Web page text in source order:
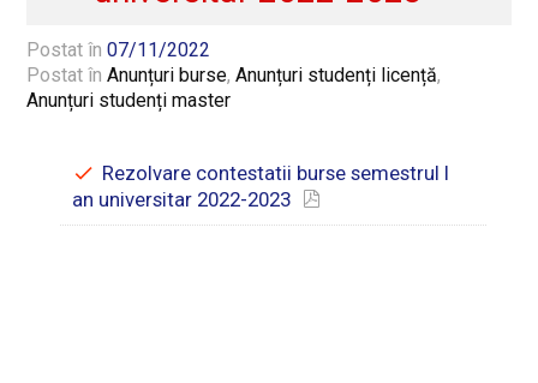
Postat în07/11/2022
Postat înAnunțuri burse,Anunțuri studenți licență,
Anunțuri studenți master
Rezolvare contestatii burse semestrul I
an universitar 2022-2023